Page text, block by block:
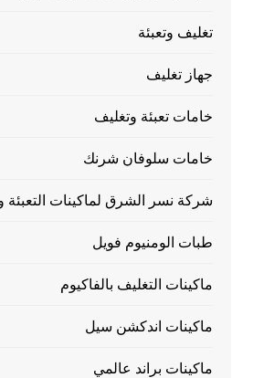
تغليف وتعبئة
جهاز تغليف
خامات تعبئة وتغليف
خامات سلوفان شرنك
شركة نسر الشرق لماكينات التعبئة
طبات الومنيوم فويل
ماكينات التغليف بالفاكيوم
ماكينات اندكشن سيل
ماكينات براند عالمي